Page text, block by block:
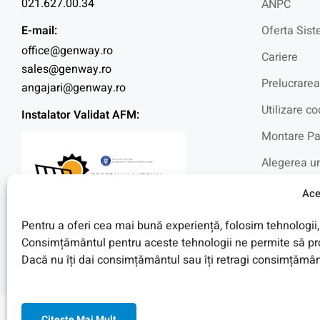
Pentru a oferi cea mai bună experiență, folosim
Consimțământul pentru aceste tehnologii ne permite să
Dacă nu îți dai consimțământul sau îți retragi
021.627.00.34
E-mail:
office@genway.ro
sales@genway.ro
angajari@genway.ro
Instalator Validat AFM:
ANPC
Oferta
Cariere
Utilizare
Montare
Alegerea
Intrebari